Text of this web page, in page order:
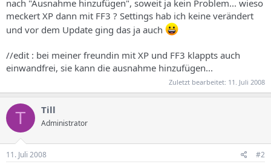
Die aufgerufene Seite kann nicht angezeigt werden, da die Echtheit
der Daten nicht verifiziert werden konnte.
* Bitte kontaktieren Sie die Website-Betreiber, um sie über dieses
Problem zu informieren.
nach "Ausnahme hinzufügen", soweit ja kein Problem... wieso
meckert XP dann mit FF3 ? Settings hab ich keine verändert
und vor dem Update ging das ja auch
//edit : bei meiner freundin mit XP und FF3 klappts auch
einwandfrei, sie kann die ausnahme hinzufügen...
Zuletzt bearbeitet: 11. Juli 2008
T Till
Administrator
11. Juli 2008 #2